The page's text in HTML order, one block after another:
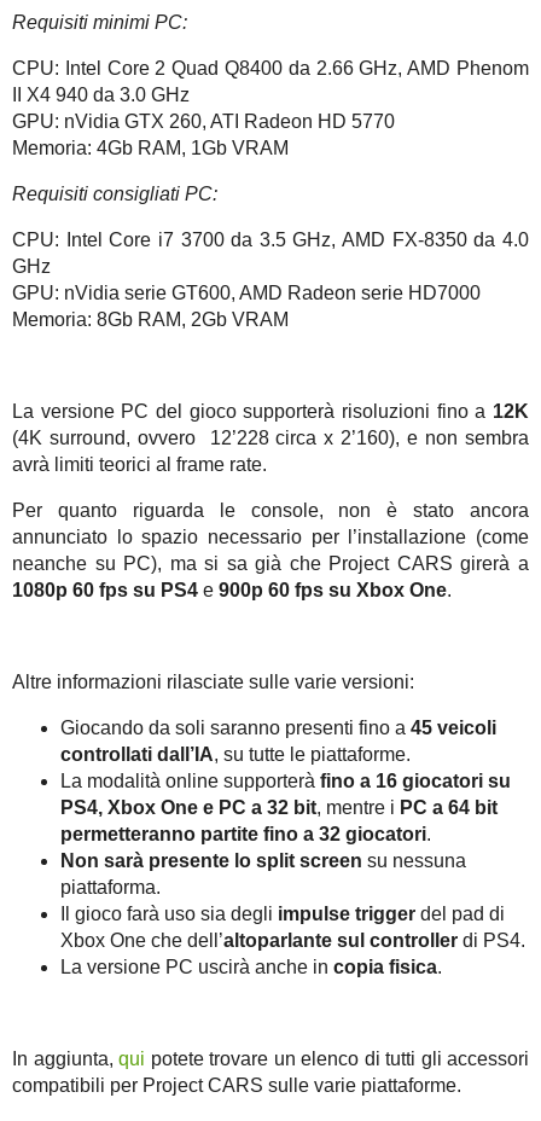
Requisiti minimi PC:
CPU: Intel Core 2 Quad Q8400 da 2.66 GHz, AMD Phenom
II X4 940 da 3.0 GHz
GPU: nVidia GTX 260, ATI Radeon HD 5770
Memoria: 4Gb RAM, 1Gb VRAM
Requisiti consigliati PC:
CPU: Intel Core i7 3700 da 3.5 GHz, AMD FX-8350 da 4.0
GHz
GPU: nVidia serie GT600, AMD Radeon serie HD7000
Memoria: 8Gb RAM, 2Gb VRAM
La versione PC del gioco supporterà risoluzioni fino a 12K
(4K surround, ovvero 12’228 circa x 2’160), e non sembra
avrà limiti teorici al frame rate.
Per quanto riguarda le console, non è stato ancora
annunciato lo spazio necessario per l’installazione (come
neanche su PC), ma si sa già che Project CARS girerà a
1080p 60 fps su PS4 e 900p 60 fps su Xbox One.
Altre informazioni rilasciate sulle varie versioni:
Giocando da soli saranno presenti fino a 45 veicoli
controllati dall’IA, su tutte le piattaforme.
La modalità online supporterà fino a 16 giocatori su
PS4, Xbox One e PC a 32 bit, mentre i PC a 64 bit
permetteranno partite fino a 32 giocatori.
Non sarà presente lo split screen su nessuna
piattaforma.
Il gioco farà uso sia degli impulse trigger del pad di
Xbox One che dell’altoparlante sul controller di PS4.
La versione PC uscirà anche in copia fisica.
In aggiunta, qui potete trovare un elenco di tutti gli accessori
compatibili per Project CARS sulle varie piattaforme.